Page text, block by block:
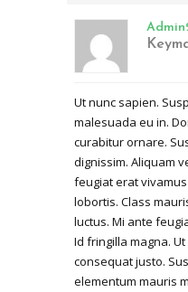
Ut nunc sapien.
malesuada eu in.
curabitur ornare.
dignissim. Aliquam
feugiat erat
lobortis. Class
luctus. Mi ante
Id fringilla magna.
consequat justo.
elementum mauris